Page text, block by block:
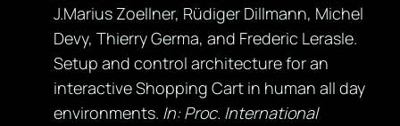
J.Marius Zoellner, Rüdiger Dillmann, Michel
Devy, Thierry Germa, and Frederic Lerasle.
Setup and control architecture for an
interactive Shopping Cart in human all day
environments. In: Proc. International